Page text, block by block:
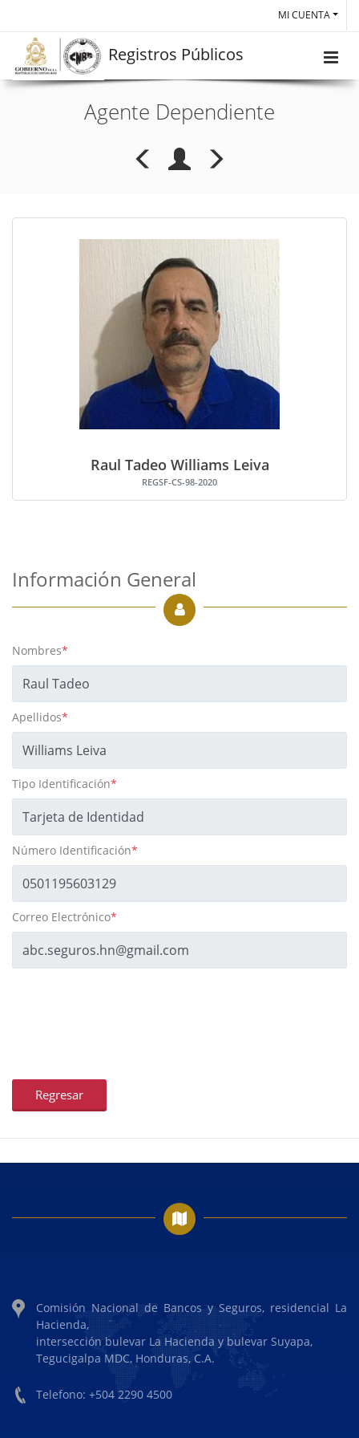
MI CUENTA
Registros Públicos
Agente Dependiente
Raul Tadeo Williams Leiva
REGSF-CS-98-2020
Información General
Nombres*
Apellidos*
Tipo Identificación*
Número Identificación*
Correo Electrónico*
Regresar
Comisión Nacional de Bancos y Seguros, residencial La
Hacienda,
intersección bulevar La Hacienda y bulevar Suyapa,
Tegucigalpa MDC, Honduras, C.A.
Telefono: +504 2290 4500